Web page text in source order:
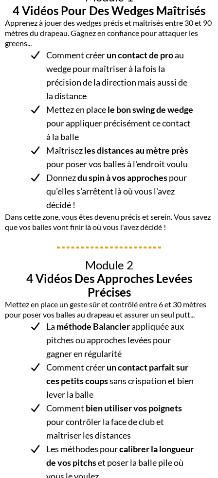
4 Vidéos Pour Des Wedges Maîtrisés
Apprenez à jouer des wedges précis et maîtrisés entre 30 et 90
mètres du drapeau. Gagnez en confiance pour attaquer les
greens...
Comment créerun contact de proau
wedge pour maîtriser à la fois la
précision de la direction mais aussi de
la distance
Mettez en placele bon swing de wedge
pour appliquer précisément ce contact
à la balle
Maîtrisezles distances au mètre près
pour poser vos balles à l'endroit voulu
Donnezdu spin à vos approchespour
qu'elles s'arrêtent là où vous l'avez
décidé !
Dans cette zone, vous êtes devenu précis et serein. Vous savez
que vos balles vont finir là où vous l'avez décidé !
Module 2
4 Vidéos Des Approches Levées
Précises
Mettez en place un geste sûr et contrôlé entre 6 et 30 mètres
pour poser vos balles au drapeau et assurer un seul putt...
​La méthode Balancierappliquée aux
pitches ou approches levées pour
gagner en régularité
Comment créerun contact parfait sur
ces petits coupssans crispation et bien
lever la balle
​Comment bien utiliser vos poignets
pour contrôler la face de club et
maîtriser les distances
Les méthodes pourcalibrer la longueur
de vos pitchset poser la balle pile où